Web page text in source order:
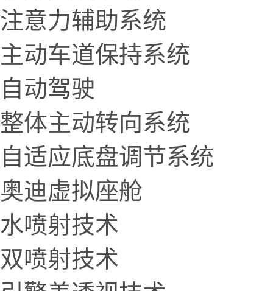
注意力辅助系统
主动车道保持系统
自动驾驶
整体主动转向系统
自适应底盘调节系统
奥迪虚拟座舱
水喷射技术
双喷射技术